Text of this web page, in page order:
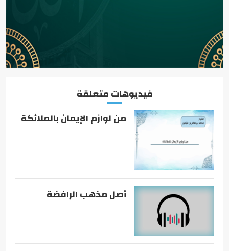
فيديوهات متعلقة
من لوازم الإيمان بالملائكة
أصل مذهب الرافضة